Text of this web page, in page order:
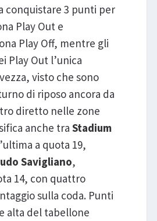
conquistare 3 punti per
Play Out e
Play Off, mentre gli
Play Out l’unica
visto che sono
di riposo ancora da
diretto nelle zone
anche tra Stadium
a quota 19,
Savigliano,
14, con quattro
sulla coda. Punti
alta del tabellone